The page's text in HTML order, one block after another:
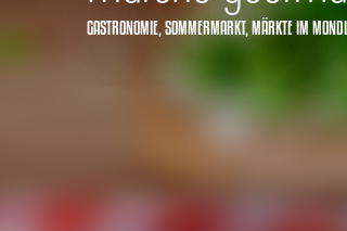
GASTRONOMIE, SOMMERMARKT, MÄRKTE IM